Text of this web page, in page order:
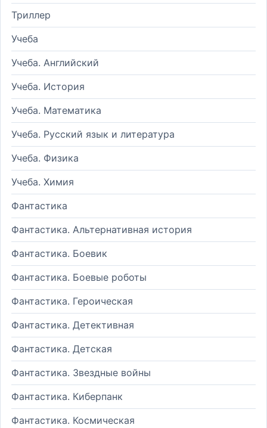
Триллер
Учеба
Учеба. Английский
Учеба. История
Учеба. Математика
Учеба. Русский язык и литература
Учеба. Физика
Учеба. Химия
Фантастика
Фантастика. Альтернативная история
Фантастика. Боевик
Фантастика. Боевые роботы
Фантастика. Героическая
Фантастика. Детективная
Фантастика. Детская
Фантастика. Звездные войны
Фантастика. Киберпанк
Фантастика. Космическая